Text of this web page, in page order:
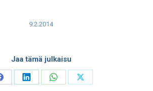
9.2.2014
Jaa tämä julkaisu
Share
Share
Share